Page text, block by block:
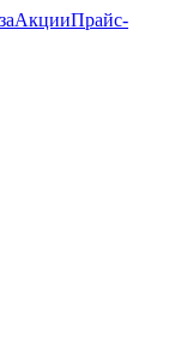
АкцииПрайс-